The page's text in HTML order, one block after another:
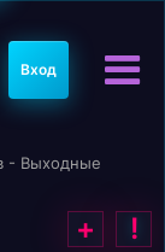
Вход
- Выходные
+ !